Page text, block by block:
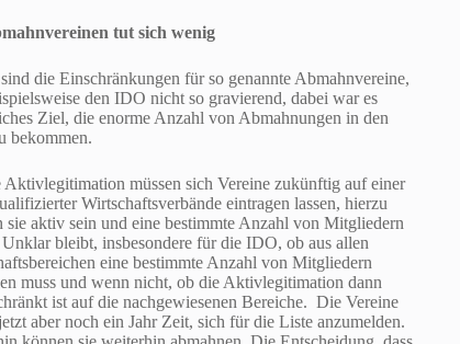
tut sich wenig
die Einschränkungen für so genannte Abmahnvereine,
den IDO nicht so gravierend, dabei war es
Ziel, die enorme Anzahl von Abmahnungen in den
bekommen.
Aktivlegitimation müssen sich Vereine zukünftig auf einer
Wirtschaftsverbände eintragen lassen, hierzu
sie aktiv sein und eine bestimmte Anzahl von Mitgliedern
Unklar bleibt, insbesondere für die IDO, ob aus allen
eine bestimmte Anzahl von Mitgliedern
muss und wenn nicht, ob die Aktivlegitimation dann
ist auf die nachgewiesenen Bereiche. Die Vereine
aber noch ein Jahr Zeit, sich für die Liste anzumelden.